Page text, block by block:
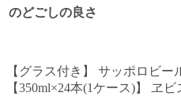
のどごしの良さ
【グラス付き】 サッポロビ
【350ml×24本(1ケース)】 ヱ